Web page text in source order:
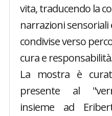
vita, traducendo la
narrazioni sensoriali
condivise verso
cura e
La mostra è
presente al
insieme ad